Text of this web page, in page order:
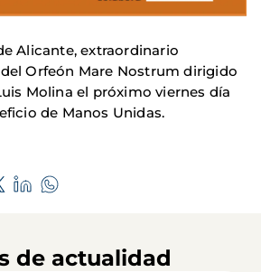
Alicante, extraordinario
Orfeón Mare Nostrum dirigido
Molina el próximo viernes día
de Manos Unidas.
de actualidad